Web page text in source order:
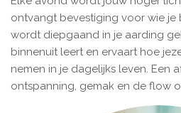
ontvangt bevestiging voor wie je
wordt diepgaand in je aarding
binnenuit leert en ervaart hoe
nemen in je dagelijks leven. Een
ontspanning, gemak en de flow